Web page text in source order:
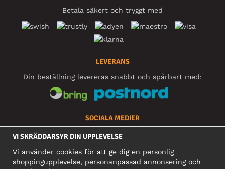
Betala säkert och tryggt med
LEVERANS
Din beställning levereras snabbt och spårbart med:
SOCIALA MEDIER
FÖRETAG
VI SKRÄDDARSYR DIN UPPLEVELSE
Vi använder cookies för att ge dig en personlig
shoppingupplevelse, personanpassad annonsering och